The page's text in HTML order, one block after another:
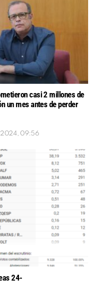
casi 2 millones de
un mes antes de perder
2024, 09:56
24-